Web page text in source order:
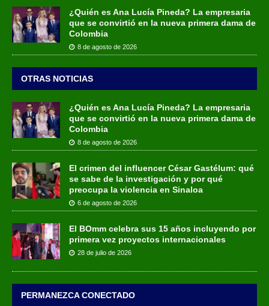
¿Quién es Ana Lucía Pineda? La empresaria
que se convirtió en la nueva primera dama de
Colombia
8 de agosto de 2026
OTRAS NOTICIAS
¿Quién es Ana Lucía Pineda? La empresaria
que se convirtió en la nueva primera dama de
Colombia
8 de agosto de 2026
El crimen del influencer César Gastélum: qué
se sabe de la investigación y por qué
preocupa la violencia en Sinaloa
6 de agosto de 2026
El BOmm celebra sus 15 años incluyendo por
primera vez proyectos internacionales
28 de julio de 2026
PERMANEZCA CONECTADO